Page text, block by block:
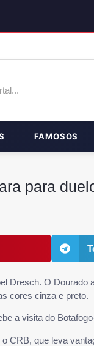
FAMOSOS
para
Dresch. O
cores cinza e preto.
a visita do
que leva